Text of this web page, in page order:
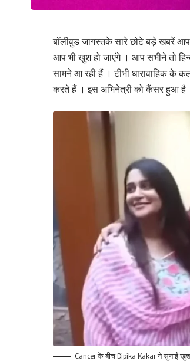
बॉलीवुड जागस्तके सारे छोटे बड़े खबरें
आप भी खुश हो जाएंगे । आप सभीने तो
सामने आ रही हैं । टीभी धारावाहिक के
करते हैं । इस अभिनेत्री को कैंसर हुआ है
Cancer के बीच Dipika Kakar ने सुनाई